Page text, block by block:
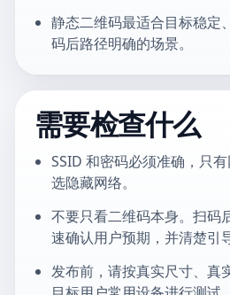
静态二维码最适合目标稳定
码后路径明确的场景。
需要检查什么
SSID 和密码必须准确，只
选隐藏网络。
不要只看二维码本身。扫码
速确认用户预期，并清楚引
发布前，请按真实尺寸、真